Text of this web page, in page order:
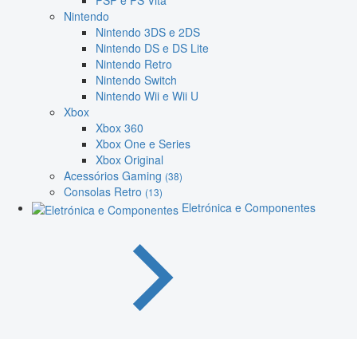
Nintendo
Nintendo 3DS e 2DS
Nintendo DS e DS Lite
Nintendo Retro
Nintendo Switch
Nintendo Wii e Wii U
Xbox
Xbox 360
Xbox One e Series
Xbox Original
Acessórios Gaming (38)
Consolas Retro (13)
Eletrónica e Componentes